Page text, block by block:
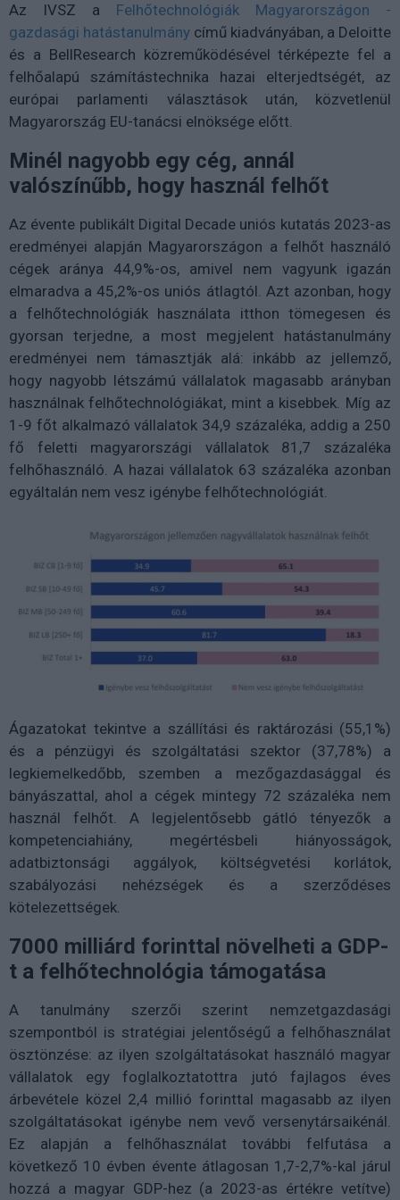
Az IVSZ a Felhőtechnológiák Magyarországon -
gazdasági hatástanulmány című kiadványában, a Deloitte
és a BellResearch közreműködésével térképezte fel a
felhőalapú számítástechnika hazai elterjedtségét, az
európai parlamenti választások után, közvetlenül
Magyarország EU-tanácsi elnöksége előtt.
Minél nagyobb egy cég, annál
valószínűbb, hogy használ felhőt
Az évente publikált Digital Decade uniós kutatás 2023-as
eredményei alapján Magyarországon a felhőt használó
cégek aránya 44,9%-os, amivel nem vagyunk igazán
elmaradva a 45,2%-os uniós átlagtól. Azt azonban, hogy
a felhőtechnológiák használata itthon tömegesen és
gyorsan terjedne, a most megjelent hatástanulmány
eredményei nem támasztják alá: inkább az jellemző,
hogy nagyobb létszámú vállalatok magasabb arányban
használnak felhőtechnológiákat, mint a kisebbek. Míg az
1-9 főt alkalmazó vállalatok 34,9 százaléka, addig a 250
fő feletti magyarországi vállalatok 81,7 százaléka
felhőhasználó. A hazai vállalatok 63 százaléka azonban
egyáltalán nem vesz igénybe felhőtechnológiát.
Ágazatokat tekintve a szállítási és raktározási (55,1%)
és a pénzügyi és szolgáltatási szektor (37,78%) a
legkiemelkedőbb, szemben a mezőgazdasággal és
bányászattal, ahol a cégek mintegy 72 százaléka nem
használ felhőt. A legjelentősebb gátló tényezők a
kompetenciahiány, megértésbeli hiányosságok,
adatbiztonsági aggályok, költségvetési korlátok,
szabályozási nehézségek és a szerződéses
kötelezettségek.
7000 milliárd forinttal növelheti a GDP-
t a felhőtechnológia támogatása
A tanulmány szerzői szerint nemzetgazdasági
szempontból is stratégiai jelentőségű a felhőhasználat
ösztönzése: az ilyen szolgáltatásokat használó magyar
vállalatok egy foglalkoztatottra jutó fajlagos éves
árbevétele közel 2,4 millió forinttal magasabb az ilyen
szolgáltatásokat igénybe nem vevő versenytársaikénál.
Ez alapján a felhőhasználat további felfutása a
következő 10 évben évente átlagosan 1,7-2,7%-kal járul
hozzá a magyar GDP-hez (a 2023-as értékre vetítve)